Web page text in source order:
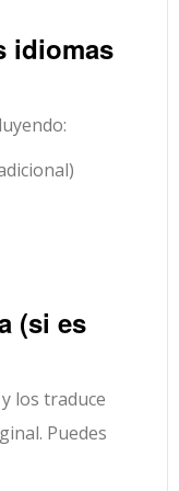
idiomas
(si es
los traduce
Puedes